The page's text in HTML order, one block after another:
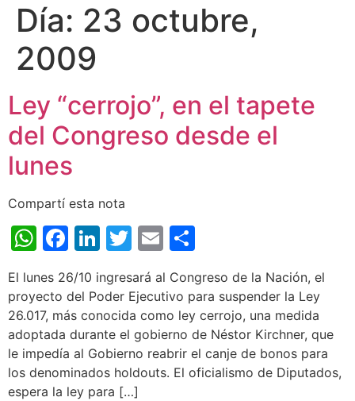
Día: 23 octubre,
2009
Ley “cerrojo”, en el tapete
del Congreso desde el
lunes
Compartí esta nota
WhatsApp
Facebook
LinkedIn
Twitter
Email
El lunes 26/10 ingresará al Congreso de la Nación, el
proyecto del Poder Ejecutivo para suspender la Ley
26.017, más conocida como ley cerrojo, una medida
adoptada durante el gobierno de Néstor Kirchner, que
le impedía al Gobierno reabrir el canje de bonos para
los denominados holdouts. El oficialismo de Diputados,
espera la ley para […]